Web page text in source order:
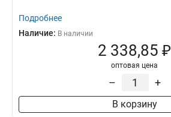
Подробнее
Наличие: В наличии
2 338,85 ₽
оптовая цена
– +
В корзину